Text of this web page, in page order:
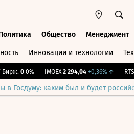
Общество Менеджмент
Инновации и технологии
0 0% IMOEX 2 294,04 +0,36%↑ RTSI
в Госдуму: каким был и будет